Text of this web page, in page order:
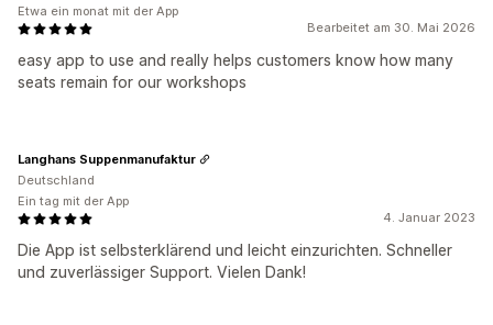
Bearbeitet am 30. Mai 2026
easy app to use and really helps customers know how many
seats remain for our workshops
Etwa ein monat mit der App
4. Januar 2023
Die App ist selbsterklärend und leicht einzurichten. Schneller
und zuverlässiger Support. Vielen Dank!
Langhans Suppenmanufaktur
Deutschland
Ein tag mit der App